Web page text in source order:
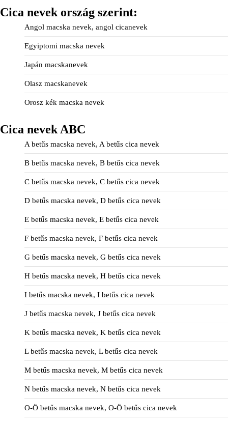
Cica nevek ország szerint:
Angol macska nevek, angol cicanevek
Egyiptomi macska nevek
Japán macskanevek
Olasz macskanevek
Orosz kék macska nevek
Cica nevek ABC
A betűs macska nevek, A betűs cica nevek
B betűs macska nevek, B betűs cica nevek
C betűs macska nevek, C betűs cica nevek
D betűs macska nevek, D betűs cica nevek
E betűs macska nevek, E betűs cica nevek
F betűs macska nevek, F betűs cica nevek
G betűs macska nevek, G betűs cica nevek
H betűs macska nevek, H betűs cica nevek
I betűs macska nevek, I betűs cica nevek
J betűs macska nevek, J betűs cica nevek
K betűs macska nevek, K betűs cica nevek
L betűs macska nevek, L betűs cica nevek
M betűs macska nevek, M betűs cica nevek
N betűs macska nevek, N betűs cica nevek
O-Ö betűs macska nevek, O-Ö betűs cica nevek